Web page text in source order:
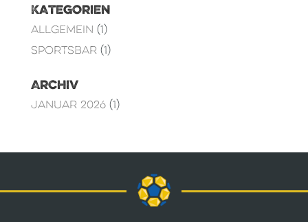
Kategorien
Allgemein (1)
Sportsbar(1)
Archiv
Januar 2026(1)